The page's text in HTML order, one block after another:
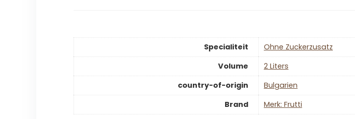
Specialiteit
‎Ohne Zuckerzusatz
Volume
‎2 Liters
country-of-origin
‎Bulgarien
Brand
Merk: Frutti